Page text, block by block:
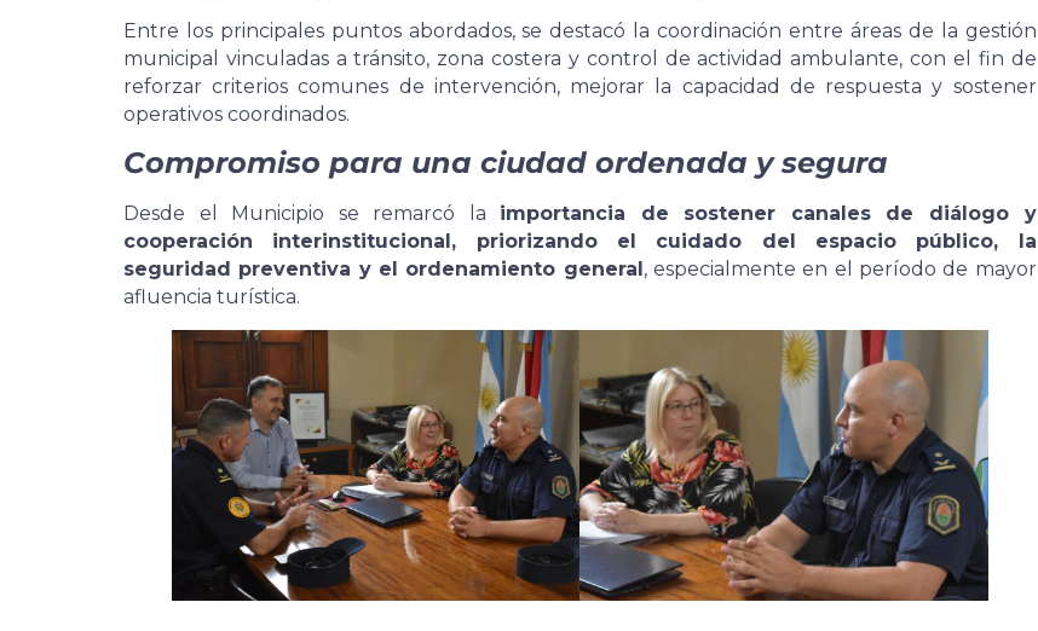
Entre los principales puntos abordados, se destacó la coordinación entre áreas de la gestión
municipal vinculadas a tránsito, zona costera y control de actividad ambulante, con el fin de
reforzar criterios comunes de intervención, mejorar la capacidad de respuesta y sostener
operativos coordinados.
Compromiso para una ciudad ordenada y segura
Desde el Municipio se remarcó la importancia de sostener canales de diálogo y
cooperación interinstitucional, priorizando el cuidado del espacio público, la
seguridad preventiva y el ordenamiento general, especialmente en el período de mayor
afluencia turística.